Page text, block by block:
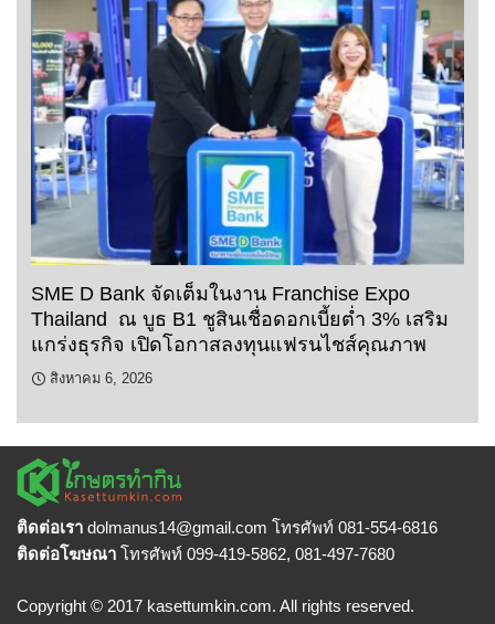
SME D Bank จัดเต็มในงาน Franchise Expo
Thailand ณ บูธ B1 ชูสินเชื่อดอกเบี้ยต่ำ 3% เสริม
แกร่งธุรกิจ เปิดโอกาสลงทุนแฟรนไชส์คุณภาพ
สิงหาคม 6, 2026
ติดต่อเรา dolmanus14@gmail.com โทรศัพท์ 081-554-6816
ติดต่อโฆษณา โทรศัพท์ 099-419-5862, 081-497-7680
Copyright © 2017 kasettumkin.com. All rights reserved.